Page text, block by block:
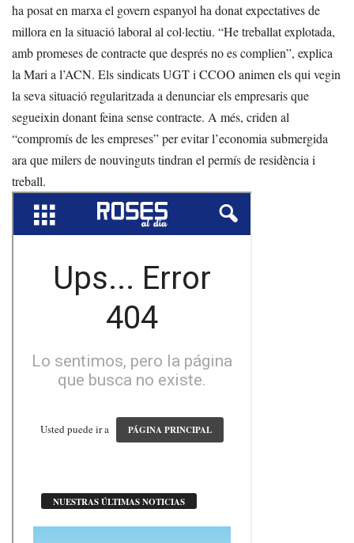
ha posat en marxa el govern espanyol ha donat expectatives de
millora en la situació laboral al col·lectiu. “He treballat explotada,
amb promeses de contracte que després no es complien”, explica
la Mari a l’ACN. Els sindicats UGT i CCOO animen els qui vegin
la seva situació regularitzada a denunciar els empresaris que
segueixin donant feina sense contracte. A més, criden al
“compromís de les empreses” per evitar l’economia submergida
ara que milers de nouvinguts tindran el permís de residència i
treball.